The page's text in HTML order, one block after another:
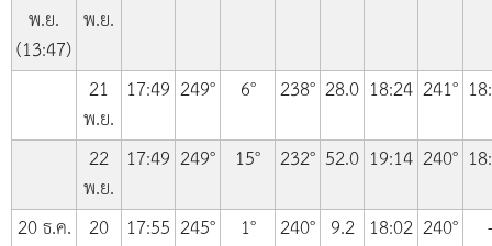
พ.ย.
(13:47)
พ.ย.
21
พ.ย.
17:49 249° 6° 238° 28.0 18:24 241°
22
พ.ย.
17:49 249° 15° 232° 52.0 19:14 240°
20 ธ.ค. 20 17:55 245° 1° 240° 9.2 18:02 240°
-